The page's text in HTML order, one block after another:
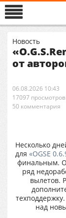
Новость
от
06.08.2026 10:43
17097 просмотров
50 комментария
Несколько
для «OGSE
финальным.
ряд
вылетов.
над